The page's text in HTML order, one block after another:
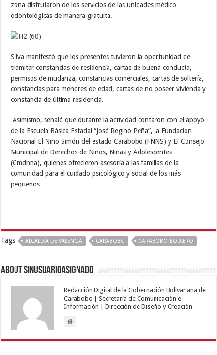
zona disfrutaron de los servicios de las unidades médico-
odontológicas de manera gratuita.
Silva manifestó que los presentes tuvieron la oportunidad de
tramitar constancias de residencia, cartas de buena conducta,
permisos de mudanza, constancias comerciales, cartas de soltería,
constancias para menores de edad, cartas de no poseer vivienda y
constancia de última residencia.
Asimismo, señaló que durante la actividad contaron con el apoyo
de la Escuela Básica Estadal “José Regino Peña”, la Fundación
Nacional El Niño Simón del estado Carabobo (FNNS) y El Consejo
Municipal de Derechos de Niños, Niñas y Adolescentes
(Cmdnna), quienes ofrecieron asesoría a las familias de la
comunidad para el cuidado psicológico y social de los más
pequeños.
Tags ALCALDÍA DE VALENCIA CARABOBO CARABOBOTEQUIERO
About sinusuarioasignado
Redacción Digital de la Gobernación Bolivariana de
Carabobo | Secretaría de Comunicación e
Información | Dirección de Diseño y Creación